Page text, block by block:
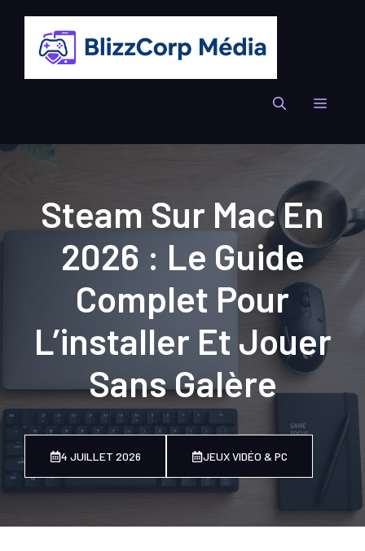
contenu
Menu
Steam Sur Mac En
2026 : Le Guide
Complet Pour
L’installer Et Jouer
Sans Galère
4 JUILLET 2026 JEUX VIDÉO & PC